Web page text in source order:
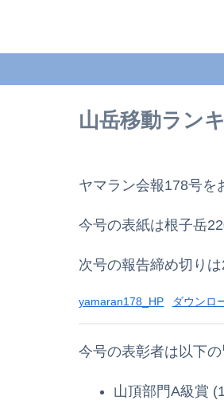
山岳移動ラン
ヤマラン会報178号を
今号の表紙は根子岳
次号の報告締め切りは
yamaran178_HP ダウンロ
今号の表彰者は以下
山頂部門A級賞